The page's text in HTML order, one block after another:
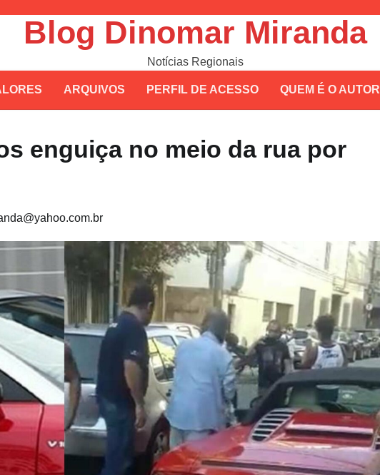
Blog Dinomar Miranda
Notícias Regionais
ARQUIVOS PERFIL DE ACESSO QUEM É O AUTOR
enguiça no meio da rua por